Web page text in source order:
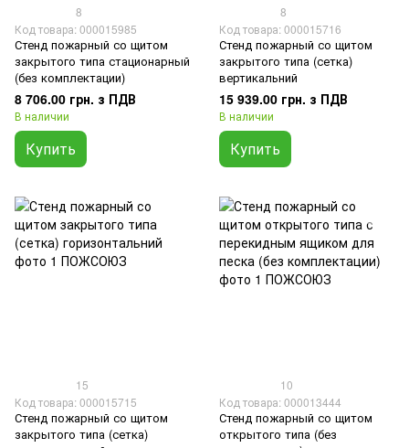
8
Код товара: 000015985
Стенд пожарный со щитом
закрытого типа стационарный
(без комплектации)
8 706.00 грн. з ПДВ
В наличии
Купить
8
Код товара: 000015716
Стенд пожарный со щитом
закрытого типа (сетка)
вертикальний
15 939.00 грн. з ПДВ
В наличии
Купить
15
Код товара: 000015715
Стенд пожарный со щитом
закрытого типа (сетка)
10
Код товара: 000013444
Стенд пожарный со щитом
открытого типа (без